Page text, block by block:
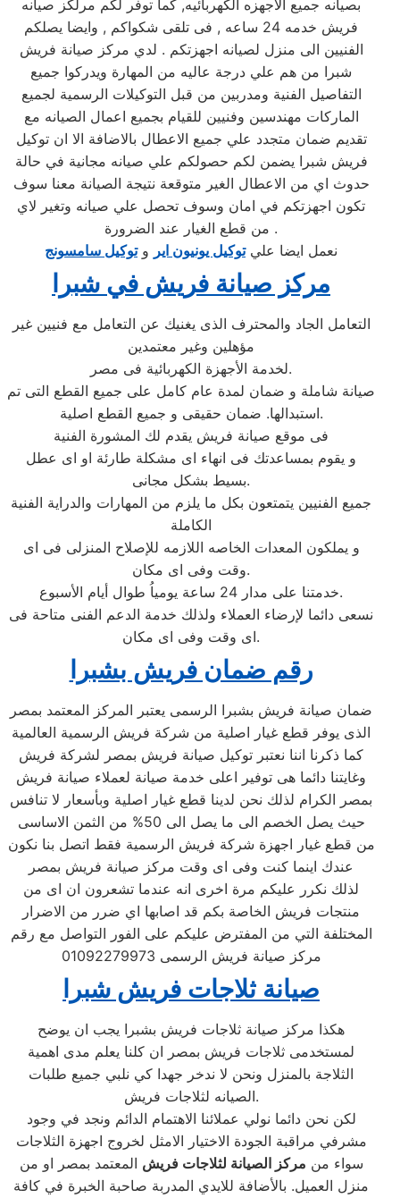
بصيانه جميع الاجهزه الكهربائيه, كما توفر لكم مرلكز صيانه
فريش خدمه 24 ساعه , فى تلقى شكواكم , وايضا يصلكم
الفنيين الى منزل لصيانه اجهزتكم . لدي مركز صيانة فريش
شبرا من هم علي درجة عاليه من المهارة ويدركوا جميع
التفاصيل الفنية ومدربين من قبل التوكيلات الرسمية لجميع
الماركات مهندسين وفنيين للقيام بجميع اعمال الصيانه مع
تقديم ضمان متجدد علي جميع الاعطال بالاضافة الا ان توكيل
فريش شبرا يضمن لكم حصولكم علي صيانه مجانية في حالة
حدوث اي من الاعطال الغير متوقعة نتيجة الصيانة معنا سوف
تكون اجهزتكم في امان وسوف تحصل علي صيانه وتغير لاي
من قطع الغيار عند الضرورة .
نعمل ايضا عليتوكيل يونيون اير وتوكيل سامسونج
مركز صيانة فريش في شبرا
التعامل الجاد والمحترف الذى يغنيك عن التعامل مع فنيين غير
مؤهلين وغير معتمدين
لخدمة الأجهزة الكهربائية فى مصر.
صيانة شاملة و ضمان لمدة عام كامل على جميع القطع التى تم
استبدالها. ضمان حقيقى و جميع القطع اصلية.
فى موقع صيانة فريش يقدم لك المشورة الفنية
و يقوم بمساعدتك فى انهاء اى مشكلة طارئة او اى عطل
بسيط بشكل مجانى.
جميع الفنيين يتمتعون بكل ما يلزم من المهارات والدراية الفنية
الكاملة
و يملكون المعدات الخاصه اللازمه للإصلاح المنزلى فى اى
وقت وفى اى مكان.
خدمتنا على مدار 24 ساعة يومياُ طوال أيام الأسبوع.
نسعى دائما لإرضاء العملاء ولذلك خدمة الدعم الفنى متاحة فى
اى وقت وفى اى مكان.
رقم ضمان فريش بشبرا
ضمان صيانة فريش بشبرا الرسمى يعتبر المركز المعتمد بمصر
الذى يوفر قطع غيار اصلية من شركة فريش الرسمية العالمية
كما ذكرنا اننا نعتبر توكيل صيانة فريش بمصر لشركة فريش
وغايتنا دائما هى توفير اعلى خدمة صيانة لعملاء صيانة فريش
بمصر الكرام لذلك نحن لدينا قطع غيار اصلية وبأسعار لا تنافس
حيث يصل الخصم الى ما يصل الى 50% من الثمن الاساسى
من قطع غيار اجهزة شركة فريش الرسمية فقط اتصل بنا نكون
عندك اينما كنت وفى اى وقت مركز صيانة فريش بمصر
لذلك نكرر عليكم مرة اخرى انه عندما تشعرون ان اى من
منتجات فريش الخاصة بكم قد اصابها اي ضرر من الاضرار
المختلفة التي من المفترض عليكم على الفور التواصل مع رقم
مركز صيانة فريش الرسمى 01092279973
صيانة ثلاجات فريش شبرا
هكذا مركز صيانة ثلاجات فريش بشبرا يجب ان يوضح
لمستخدمى ثلاجات فريش بمصر ان كلنا يعلم مدى اهمية
الثلاجة بالمنزل ونحن لا ندخر جهدا كي نلبي جميع طلبات
الصيانه لثلاجات فريش.
لكن نحن دائما نولي عملائنا الاهتمام الدائم ونجد في وجود
مشرفي مراقبة الجودة الاختيار الامثل لخروج اجهزة الثلاجات
سواء من مركز الصيانة لثلاجات فريش المعتمد بمصر او من
منزل العميل. بالأضافة للايدي المدربة صاحبة الخبرة في كافة